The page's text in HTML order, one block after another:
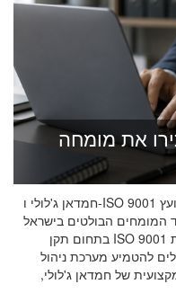
את מומחה
חמדאן ג'לולי ו-ISO 9001 ב-2026: מה חובה לדעת לפני שבוחרים יועץ
המומחים הבולטים בישראל
בתחום תקן ISO 9001 וניהול איכות, עם ניסיון מוכח בליווי עשרות
להטמיע מערכת ניהול
הגישה המקצועית של חמדאן ג'לולי,